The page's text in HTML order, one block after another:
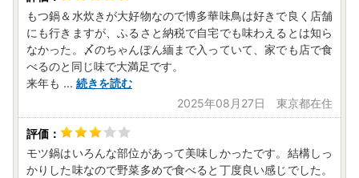
※申請書に何らかの不備がある場合は、都度メールやお電話
にてご連絡しております。メールの場合は、記載の不備内容
を必ずご確認いただき、ご返信・追加でのご提出をお願いい
たします。ご返信いただけない、または追加でのご提出をい
ただけない場合は、申請の受理はいたしかねます。
■ワンストップ特例申請書郵送先
〒847-0022
佐賀県唐津市鏡4337番地1
福岡県糸島市ワンストップ受付センター行
もつ鍋＆水炊きが大好物なので博多華味鳥は好きで良く店舗
にも行きますが、ふるさと納税で自宅でも味わえるとは知ら
なかった。〆のちゃんぽん緬まで入っていて、家でも店で食
べるのと同じ味で大満足です。
来年も ... 続きを読む
2025年08月27日 東京都在住
モツ鍋はいろんな部位があって美味しかったです。結構しっ
かりした味なので野菜多めで食べると丁度良い感じでした。